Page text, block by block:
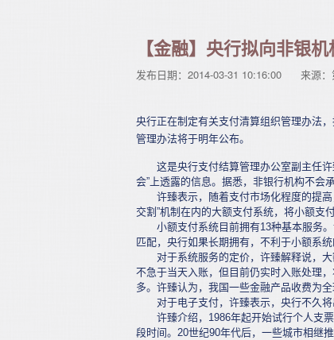
【金融】央行拟向非银
发布日期： 2014-03-31 10:16:00 来源：
央行正在制定有关支付清算组织管理办法
管理办法将于明年公布。
这是央行支付结算管理办公室副主任许
会”上透露的信息。据悉，非银行机构不会
许臻表示，随着支付市场化程度的提高
交割”机制在内的大额支付系统，将小额支
小额支付系统目前拥有13种基本服务。
匹配，央行如果长期拥有，不利于小额系统
对于系统服务的定价，许臻解释说，大
不急于当天入账，但目前仍实时入账处理
多。许臻认为，我国一些金融产品收费为
对于电子支付，许臻表示，央行不久将
许臻介绍，1986年起开始试行个人支票
段时间。20世纪90年代后，一些城市相继